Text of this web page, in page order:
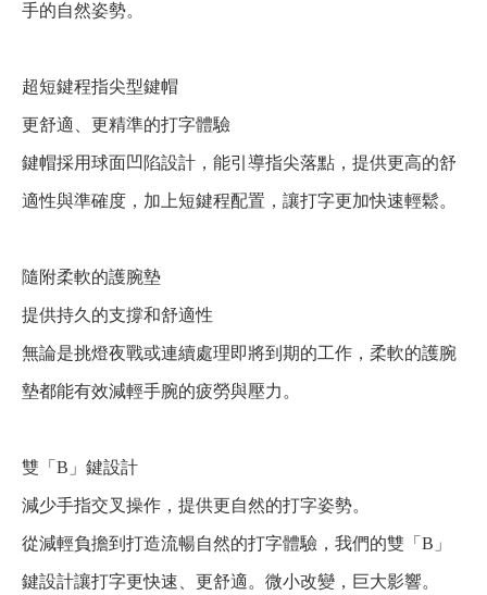
手的自然姿勢。
超短鍵程指尖型鍵帽
更舒適、更精準的打字體驗
鍵帽採用球面凹陷設計，能引導指尖落點，提供更高的舒
適性與準確度，加上短鍵程配置，讓打字更加快速輕鬆。
隨附柔軟的護腕墊
提供持久的支撐和舒適性
無論是挑燈夜戰或連續處理即將到期的工作，柔軟的護腕
墊都能有效減輕手腕的疲勞與壓力。
雙「B」鍵設計
減少手指交叉操作，提供更自然的打字姿勢。
從減輕負擔到打造流暢自然的打字體驗，我們的雙「B」
鍵設計讓打字更快速、更舒適。微小改變，巨大影響。